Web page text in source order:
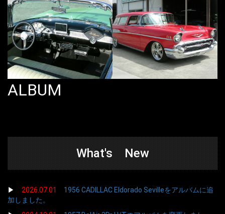
ALBUM
What's New
▶ 2026.07.01
1956 CADILLAC Eldorado Sevilleをアルバムに追
加しました。